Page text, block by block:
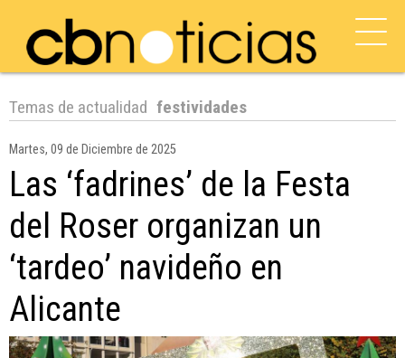
Temas de actualidad festividades
Martes, 09 de Diciembre de 2025
Las ‘fadrines’ de la Festa
del Roser organizan un
‘tardeo’ navideño en
Alicante